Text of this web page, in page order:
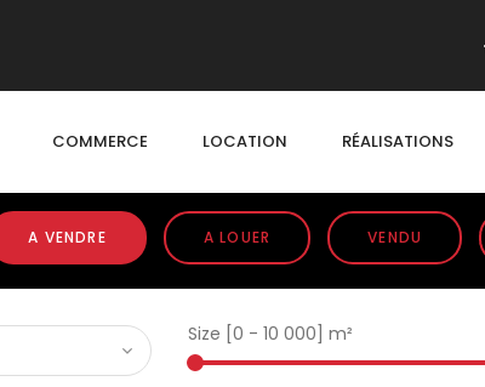
COMMERCE LOCATION RÉALISATIONS
A VENDRE A LOUER VENDU
Size [ 0 - 10 000 ] m²